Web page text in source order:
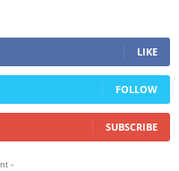
LIKE
FOLLOW
SUBSCRIBE
-